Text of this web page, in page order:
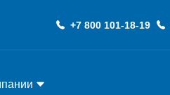
+7 800 101-18-19